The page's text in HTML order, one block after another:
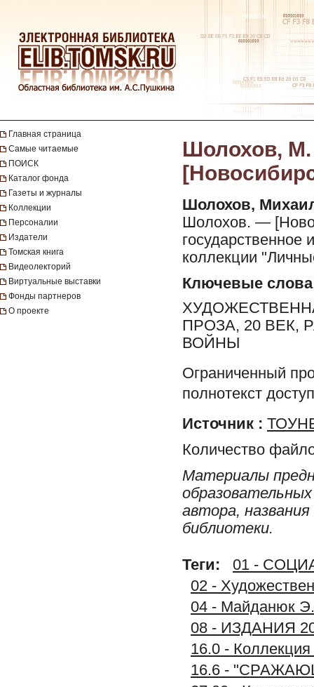
Главная страница
Самые читаемые
ПОИСК
Каталог фонда
Газеты и журналы
Коллекции
Персоналии
Издатели
Томская книга
Видеолекторий
Виртуальные выставки
Фонды партнеров
О проекте
Шолохов, М.
Шолохов,
Шолохов. —
коллекции
Ключевые слова
ПРОЗА, 20 ВЕК,
ВОЙНЫ
Ограниченный
полнотекст
Источник :
Количество
Материалы
автора,
библиотеки.
Теги:
01 -
02 -
04 - Майданюк Э.
08 - ИЗДАНИЯ
16.0 -
16.6 -